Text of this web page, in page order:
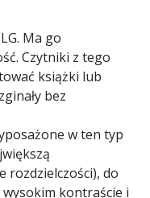
Ma go
Czytniki z tego
książki lub
bez
w ten typ
rozdzielczości), do
kontraście i